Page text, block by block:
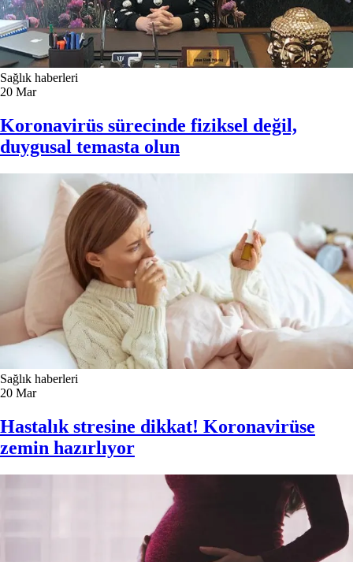
Sağlık haberleri
20 Mar
Koronavirüs sürecinde fiziksel değil,
duygusal temasta olun
Sağlık haberleri
20 Mar
Hastalık stresine dikkat! Koronavirüse
zemin hazırlıyor